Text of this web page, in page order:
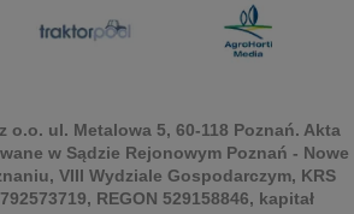
o.o. ul. Metalowa 5, 60-118 Poznań. Akta
w Sądzie Rejonowym Poznań - Nowe
VIII Wydziale Gospodarczym, KRS
REGON 529158846, kapitał